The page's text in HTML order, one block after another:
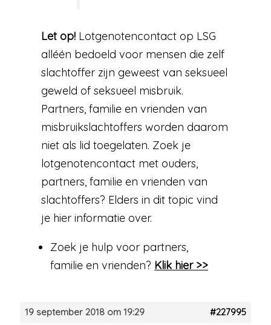
Let op! Lotgenotencontact op LSG
alléén bedoeld voor mensen die zelf
slachtoffer zijn geweest van seksueel
geweld of seksueel misbruik.
Partners, familie en vrienden van
misbruikslachtoffers worden daarom
niet als lid toegelaten. Zoek je
lotgenotencontact met ouders,
partners, familie en vrienden van
slachtoffers? Elders in dit topic vind
je hier informatie over.
Zoek je hulp voor partners,
familie en vrienden? Klik hier >>
19 september 2018 om 19:29 #227995